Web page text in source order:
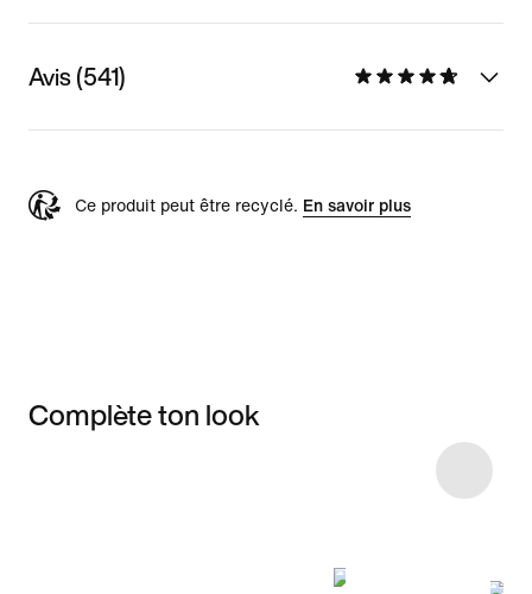
Avis (541)
Ce produit peut être recyclé. En savoir plus
Complète ton look